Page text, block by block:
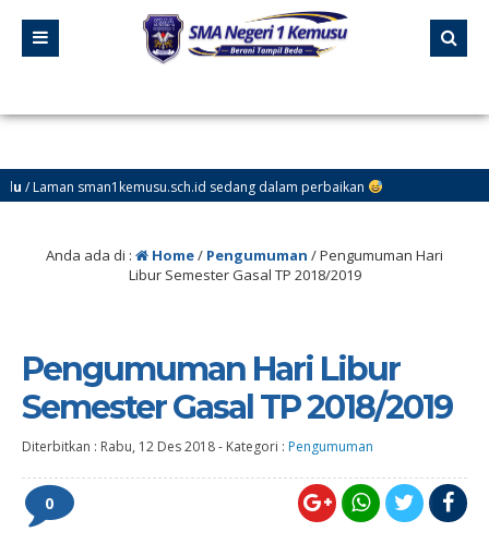
sman1kemusu.sch.id sedang dalam perbaikan
Anda ada di : Home/ Pengumuman /Pengumuman Hari
Libur Semester Gasal TP 2018/2019
Pengumuman Hari Libur
Semester Gasal TP 2018/2019
Diterbitkan : Rabu, 12 Des 2018- Kategori : Pengumuman
0